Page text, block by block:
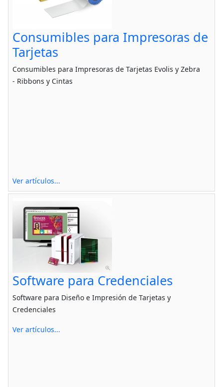
Consumibles para Impresoras de
Tarjetas
Consumibles para Impresoras de Tarjetas Evolis y Zebra
- Ribbons y Cintas
Ver artículos...
Software para Credenciales
Software para Diseño e Impresión de Tarjetas y
Credenciales
Ver artículos...